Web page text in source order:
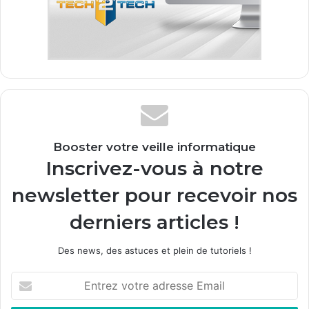
Booster votre veille informatique
Inscrivez-vous à notre
newsletter pour recevoir nos
derniers articles !
Des news, des astuces et plein de tutoriels !